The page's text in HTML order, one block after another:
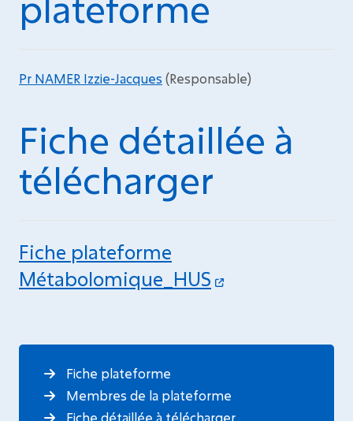
Pr NAMER Izzie-Jacques (Responsable)
Fiche détaillée à
télécharger
Fiche plateforme
Métabolomique_HUS
Fiche plateforme
Membres de la plateforme
Fiche détaillée à télécharger